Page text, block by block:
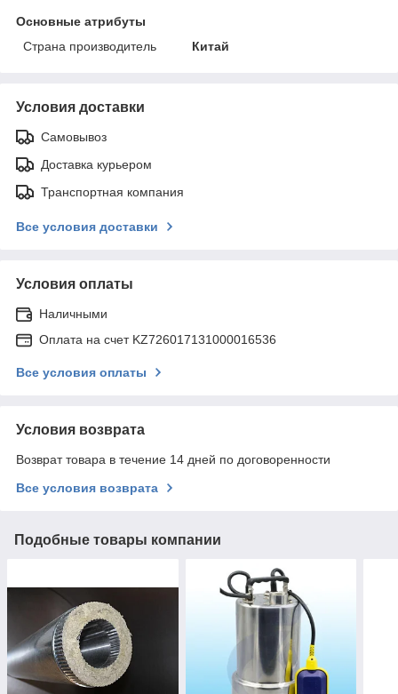
Основные атрибуты
Страна производитель
Китай
Условия доставки
Самовывоз
Доставка курьером
Транспортная компания
Все условия доставки
Условия оплаты
Наличными
Оплата на счет KZ726017131000016536
Все условия оплаты
Условия возврата
Возврат товара в течение 14 дней по договоренности
Все условия возврата
Подобные товары компании